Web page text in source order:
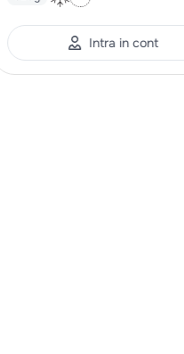
Intra in cont